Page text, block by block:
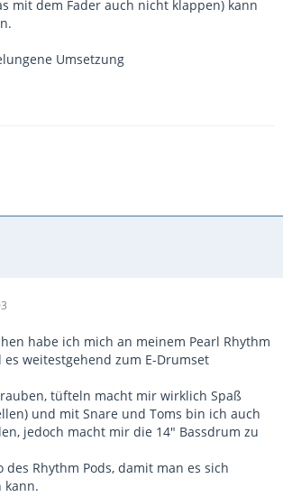
mit dem Fader auch nicht klappen) kann
Umsetzung
habe ich mich an meinem Pearl Rhythm
weitestgehend zum E-Drumset
tüfteln macht mir wirklich Spaß
und mit Snare und Toms bin ich auch
jedoch macht mir die 14" Bassdrum zu
des Rhythm Pods, damit man es sich
kann.